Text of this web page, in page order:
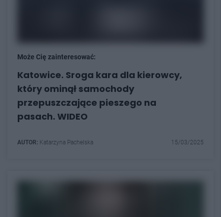
Może Cię zainteresować:
Katowice. Sroga kara dla kierowcy,
który ominął samochody
przepuszczające pieszego na
pasach. WIDEO
AUTOR: Katarzyna Pachelska 15/03/2025